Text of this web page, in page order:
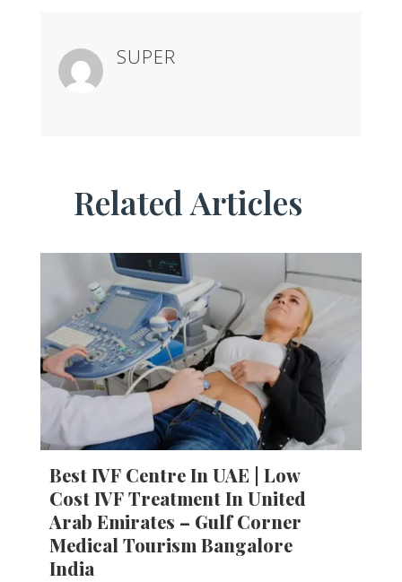
SUPER
Related Articles
Best IVF Centre In UAE | Low
Cost IVF Treatment In United
Arab Emirates – Gulf Corner
Medical Tourism Bangalore
India